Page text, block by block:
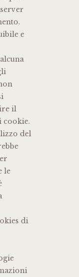
e
il
cookie.
del
le
di